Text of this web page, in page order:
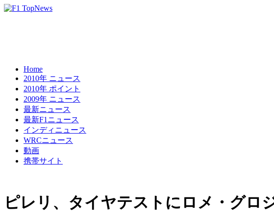
Home
2010年 ニュース
2010年 ポイント
2009年 ニュース
最新ニュース
最新F1ニュース
インディニュース
WRCニュース
動画
携帯サイト
ピレリ、タイヤテストにロメ・グロ